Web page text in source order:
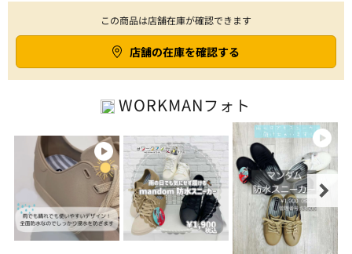
この商品は店舗在庫が確認できます
店舗の在庫を確認する
WORKMANフォト